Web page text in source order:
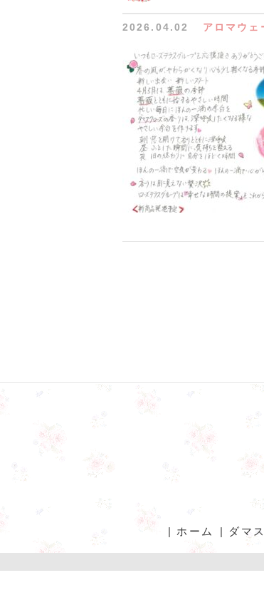
2026.04.02 アロマウェ
ホーム ダマ